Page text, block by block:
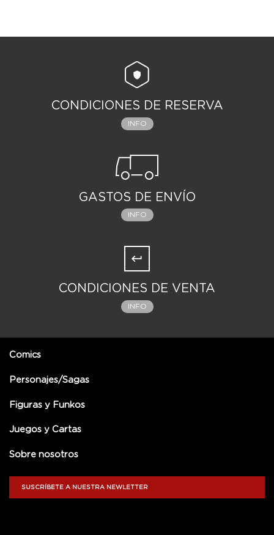
CONDICIONES DE RESERVA
INFO
GASTOS DE ENVÍO
INFO
CONDICIONES DE VENTA
INFO
Comics
Personajes/Sagas
Figuras y Funkos
Juegos y Cartas
Sobre nosotros
SUSCRÍBETE A NUESTRA NEWLETTER